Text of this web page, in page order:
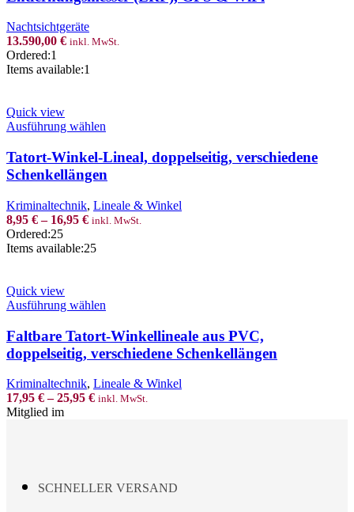
GPS
&
WiFi
Menge
Nachtsichtgeräte
13.590,00 € inkl. MwSt.
Ordered:1
Items available:1
Quick view
Ausführung wählen
has
multiple
variants.
options
may
page
Tatort-Winkel-Lineal, doppelseitig, verschiedene
Schenkellängen
Kriminaltechnik, Lineale & Winkel
8,95 €– 16,95 € inkl. MwSt.
Ordered:25
Items available:25
Quick view
Ausführung wählen
has
multiple
variants.
options
may
page
Faltbare Tatort-Winkellineale aus PVC,
doppelseitig, verschiedene Schenkellängen
Kriminaltechnik, Lineale & Winkel
17,95 €–25,95 € inkl. MwSt.
Mitglied im
SCHNELLER VERSAND